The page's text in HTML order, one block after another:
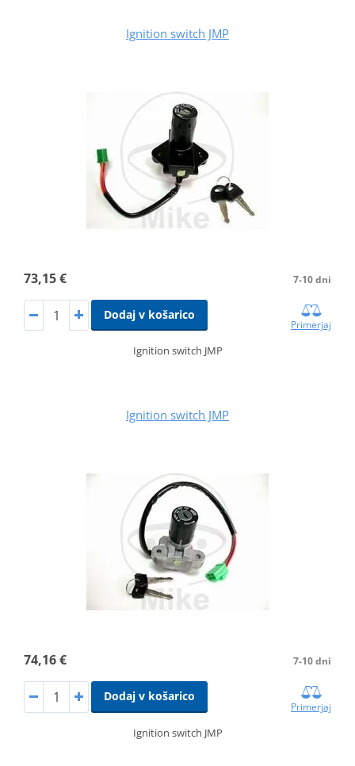
Ignition switch JMP
73,15 € 7-10 dni
Dodaj v košarico
Primerjaj
Ignition switch JMP
Ignition switch JMP
74,16 € 7-10 dni
Dodaj v košarico
Primerjaj
Ignition switch JMP